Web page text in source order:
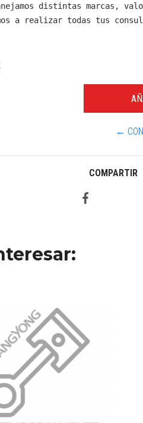
distintas marcas,
a realizar todas tus
←
COMPARTIR